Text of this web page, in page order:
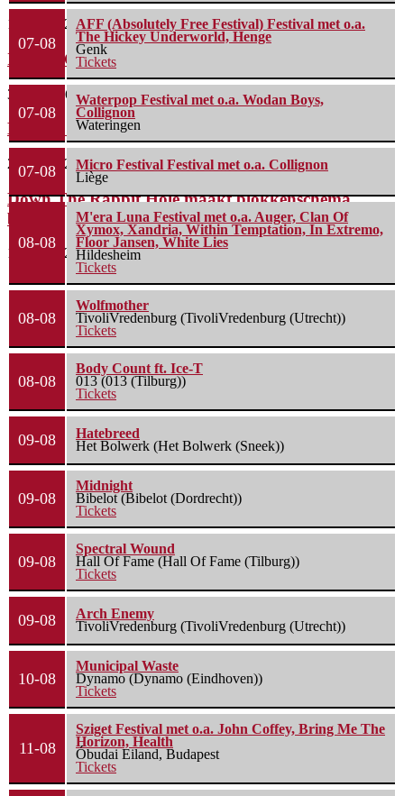
11 juni 2026
Instant Crowdfundingshow voor Labasheeda
3 juni 2026
Bospop maakt blokkenschema bekend
27 mei 2026
Down The Rabbit Hole maakt blokkenschema
bekend
18 mei 2026
07-08
AFF (Absolutely Free Festival) Festival met o.a.
The Hickey Underworld, Henge
Genk
Tickets
07-08
Waterpop Festival met o.a. Wodan Boys,
Collignon
Wateringen
07-08
Micro Festival Festival met o.a. Collignon
Liège
08-08
M'era Luna Festival met o.a. Auger, Clan Of
Xymox, Xandria, Within Temptation, In Extremo,
Floor Jansen, White Lies
Hildesheim
Tickets
08-08
Wolfmother
TivoliVredenburg (TivoliVredenburg (Utrecht))
Tickets
08-08
Body Count ft. Ice-T
013 (013 (Tilburg))
Tickets
09-08
Hatebreed
Het Bolwerk (Het Bolwerk (Sneek))
09-08
Midnight
Bibelot (Bibelot (Dordrecht))
Tickets
09-08
Spectral Wound
Hall Of Fame (Hall Of Fame (Tilburg))
Tickets
09-08
Arch Enemy
TivoliVredenburg (TivoliVredenburg (Utrecht))
10-08
Municipal Waste
Dynamo (Dynamo (Eindhoven))
Tickets
11-08
Sziget Festival met o.a. John Coffey, Bring Me The
Horizon, Health
Óbudai Eiland, Budapest
Tickets